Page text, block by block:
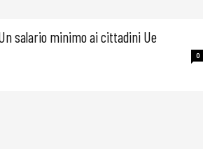
salario minimo ai cittadini Ue
0